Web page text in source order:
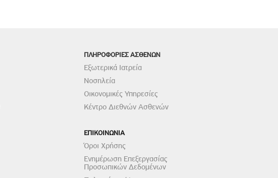
ΠΛΗΡΟΦΟΡΙΕΣ ΑΣΘΕΝΩΝ
Εξωτερικά Ιατρεία
Νοσηλεία
Οικονομικές Υπηρεσίες
Κέντρο Διεθνών Ασθενών
ΕΠΙΚΟΙΝΩΝΙΑ
Όροι Χρήσης
Ενημέρωση Επεξεργασίας
Προσωπικών Δεδομένων